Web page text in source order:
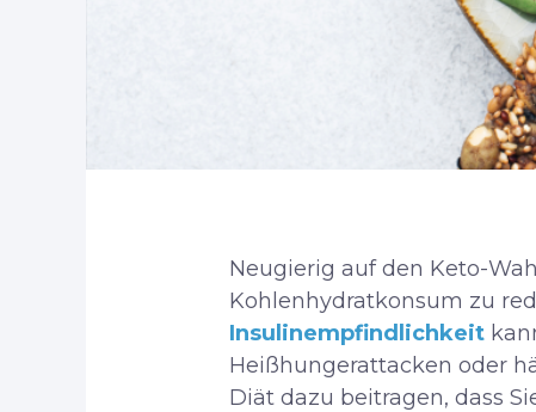
Neugierig auf den Keto-
Kohlenhydratkonsum zu
Insulinempfindlichkeit
Heißhungerattacken oder
Diät dazu beitragen, dass